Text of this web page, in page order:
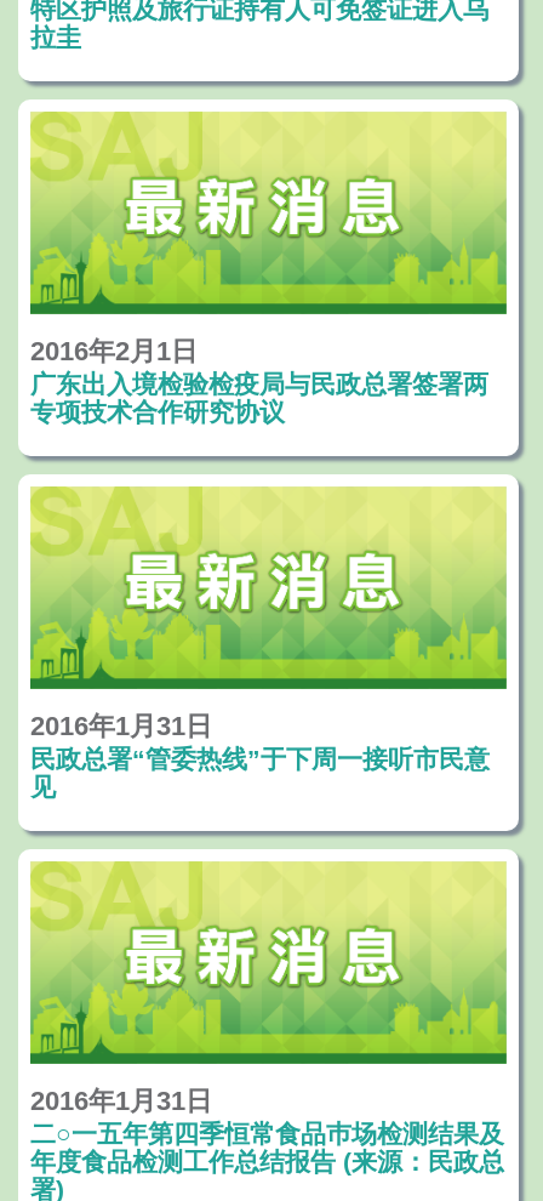
特区护照及旅行证持有人可免签证进入乌
拉圭
2016年2月1日
广东出入境检验检疫局与民政总署签署两
专项技术合作研究协议
2016年1月31日
民政总署“管委热线”于下周一接听市民意
见
2016年1月31日
二○一五年第四季恒常食品巿场检测结果及
年度食品检测工作总结报告 (来源：民政总
署)